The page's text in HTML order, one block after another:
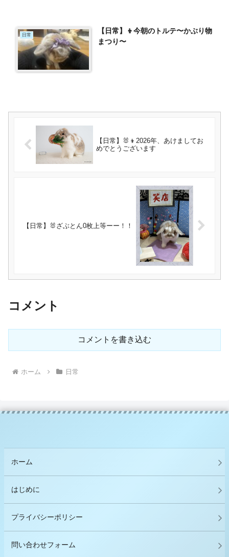
日常
【日常】👦今朝のトルテ〜かぶり物
まつり〜
【日常】🐰👦2026年、あけましてお
めでとうございます
【日常】🐰ざぶとん0枚上等ーー！！
コメント
コメントを書き込む
ホーム 日常
ホーム
はじめに
プライバシーポリシー
問い合わせフォーム